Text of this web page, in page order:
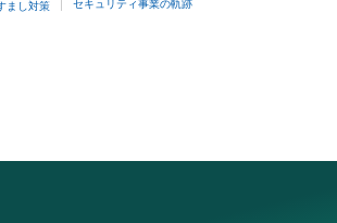
まし対策 セキュリティ事業の軌跡